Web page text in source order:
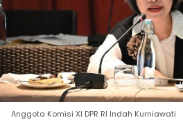
Anggota Komisi XI DPR RI Indah Kurniawati